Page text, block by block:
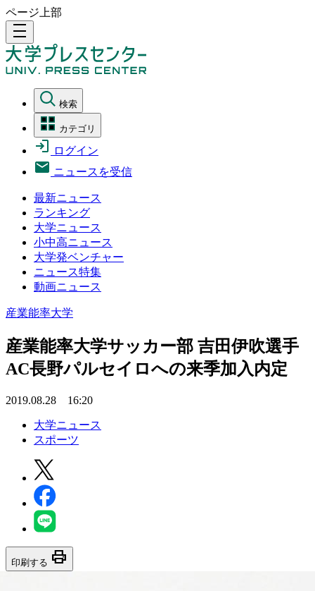
ページ上部
density_medium
検索
カテゴリ
ログイン
ニュースを受信
最新ニュース
ランキング
大学ニュース
小中高ニュース
大学発ベンチャー
ニュース特集
動画ニュース
産業能率大学
産業能率大学サッカー部 吉田伊吹選手
AC長野パルセイロへの来季加入内定
2019.08.28 16:20
大学ニュース
スポーツ
印刷する print